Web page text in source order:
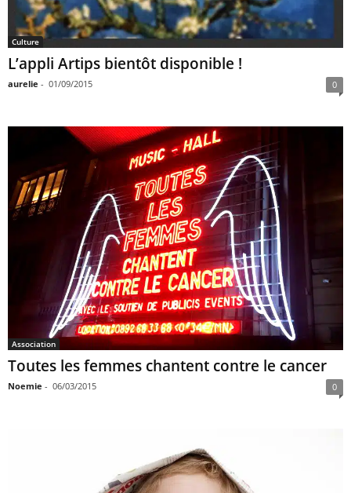
Culture
L’appli Artips bientôt disponible !
aurelie - 01/09/2015 0
Association
Toutes les femmes chantent contre le cancer
Noemie - 06/03/2015 0